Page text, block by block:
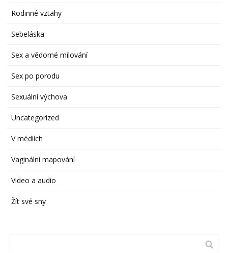
Rodinné vztahy
Sebeláska
Sex a vědomé milování
Sex po porodu
Sexuální výchova
Uncategorized
V médiích
Vaginální mapování
Video a audio
Žít své sny